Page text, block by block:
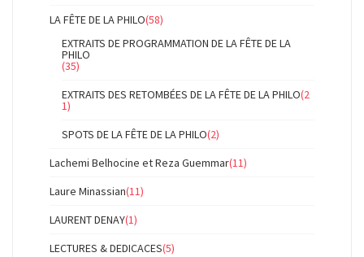
LA FÊTE DE LA PHILO(58)
EXTRAITS DE PROGRAMMATION DE LA FÊTE DE LA
PHILO
(35)
EXTRAITS DES RETOMBÉES DE LA FÊTE DE LA PHILO(2
1)
SPOTS DE LA FÊTE DE LA PHILO(2)
Lachemi Belhocine et Reza Guemmar(11)
Laure Minassian(11)
LAURENT DENAY(1)
LECTURES & DEDICACES(5)